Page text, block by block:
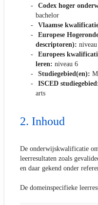
Codex hoger
bachelor
Vlaamse
Europese
descriptoren):
Europees
leren: niveau 6
Studiegebied(en):
ISCED
arts
Inhoud
De onderwijskwalificatie
leerresultaten zoals
en daar gekend onder
De domeinspecifieke